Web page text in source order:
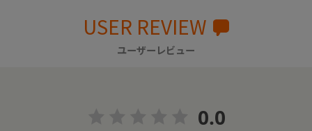
USER REVIEW
ユーザーレビュー
0.0